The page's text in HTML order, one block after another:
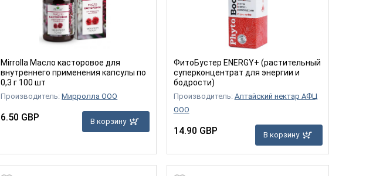
Mirrolla Масло касторовое для
внутреннего применения капсулы по
0,3 г 100 шт
Производитель:Мирролла ООО
6.50 GBP В корзину
ФитоБустер ENERGY+ (растительный
суперконцентрат для энергии и
бодрости)
Производитель: Алтайский нектар АФЦ
ООО
14.90 GBP В корзину